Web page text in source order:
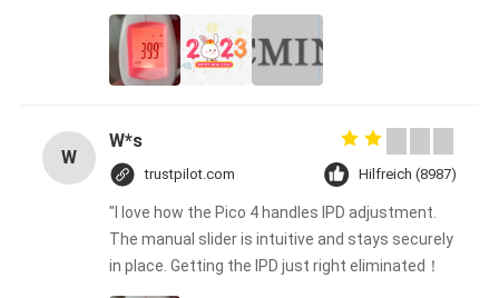
W
W*s
trustpilot.com Hilfreich (8987)
"I love how the Pico 4 handles IPD adjustment.
The manual slider is intuitive and stays securely
in place. Getting the IPD just right eliminated！